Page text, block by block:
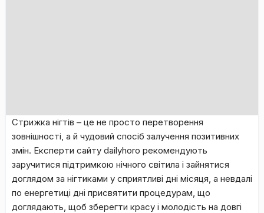
Стрижка нігтів – це не просто перетворення
зовнішності, а й чудовий спосіб залучення позитивних
змін. Експерти сайту dailyhoro рекомендують
заручитися підтримкою нічного світила і зайнятися
доглядом за нігтиками у сприятливі дні місяця, а невдалі
по енергетиці дні присвятити процедурам, що
доглядають, щоб зберегти красу і молодість на довгі